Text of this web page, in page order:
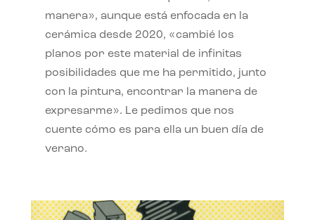
manera», aunque está enfocada en la
cerámica desde 2020, «cambié los
planos por este material de infinitas
posibilidades que me ha permitido, junto
con la pintura, encontrar la manera de
expresarme». Le pedimos que nos
cuente cómo es para ella un buen día de
verano.